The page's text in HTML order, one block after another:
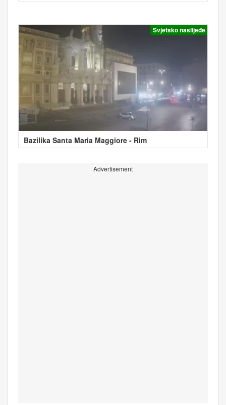
Svjetsko naslijeđe
Bazilika Santa Maria Maggiore - Rim
Advertisement